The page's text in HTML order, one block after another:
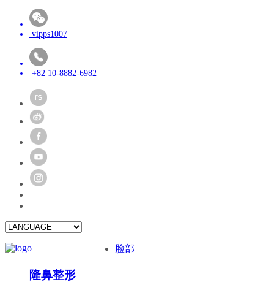
vipps1007
+82 10-8882-6982
脸部
隆鼻整形